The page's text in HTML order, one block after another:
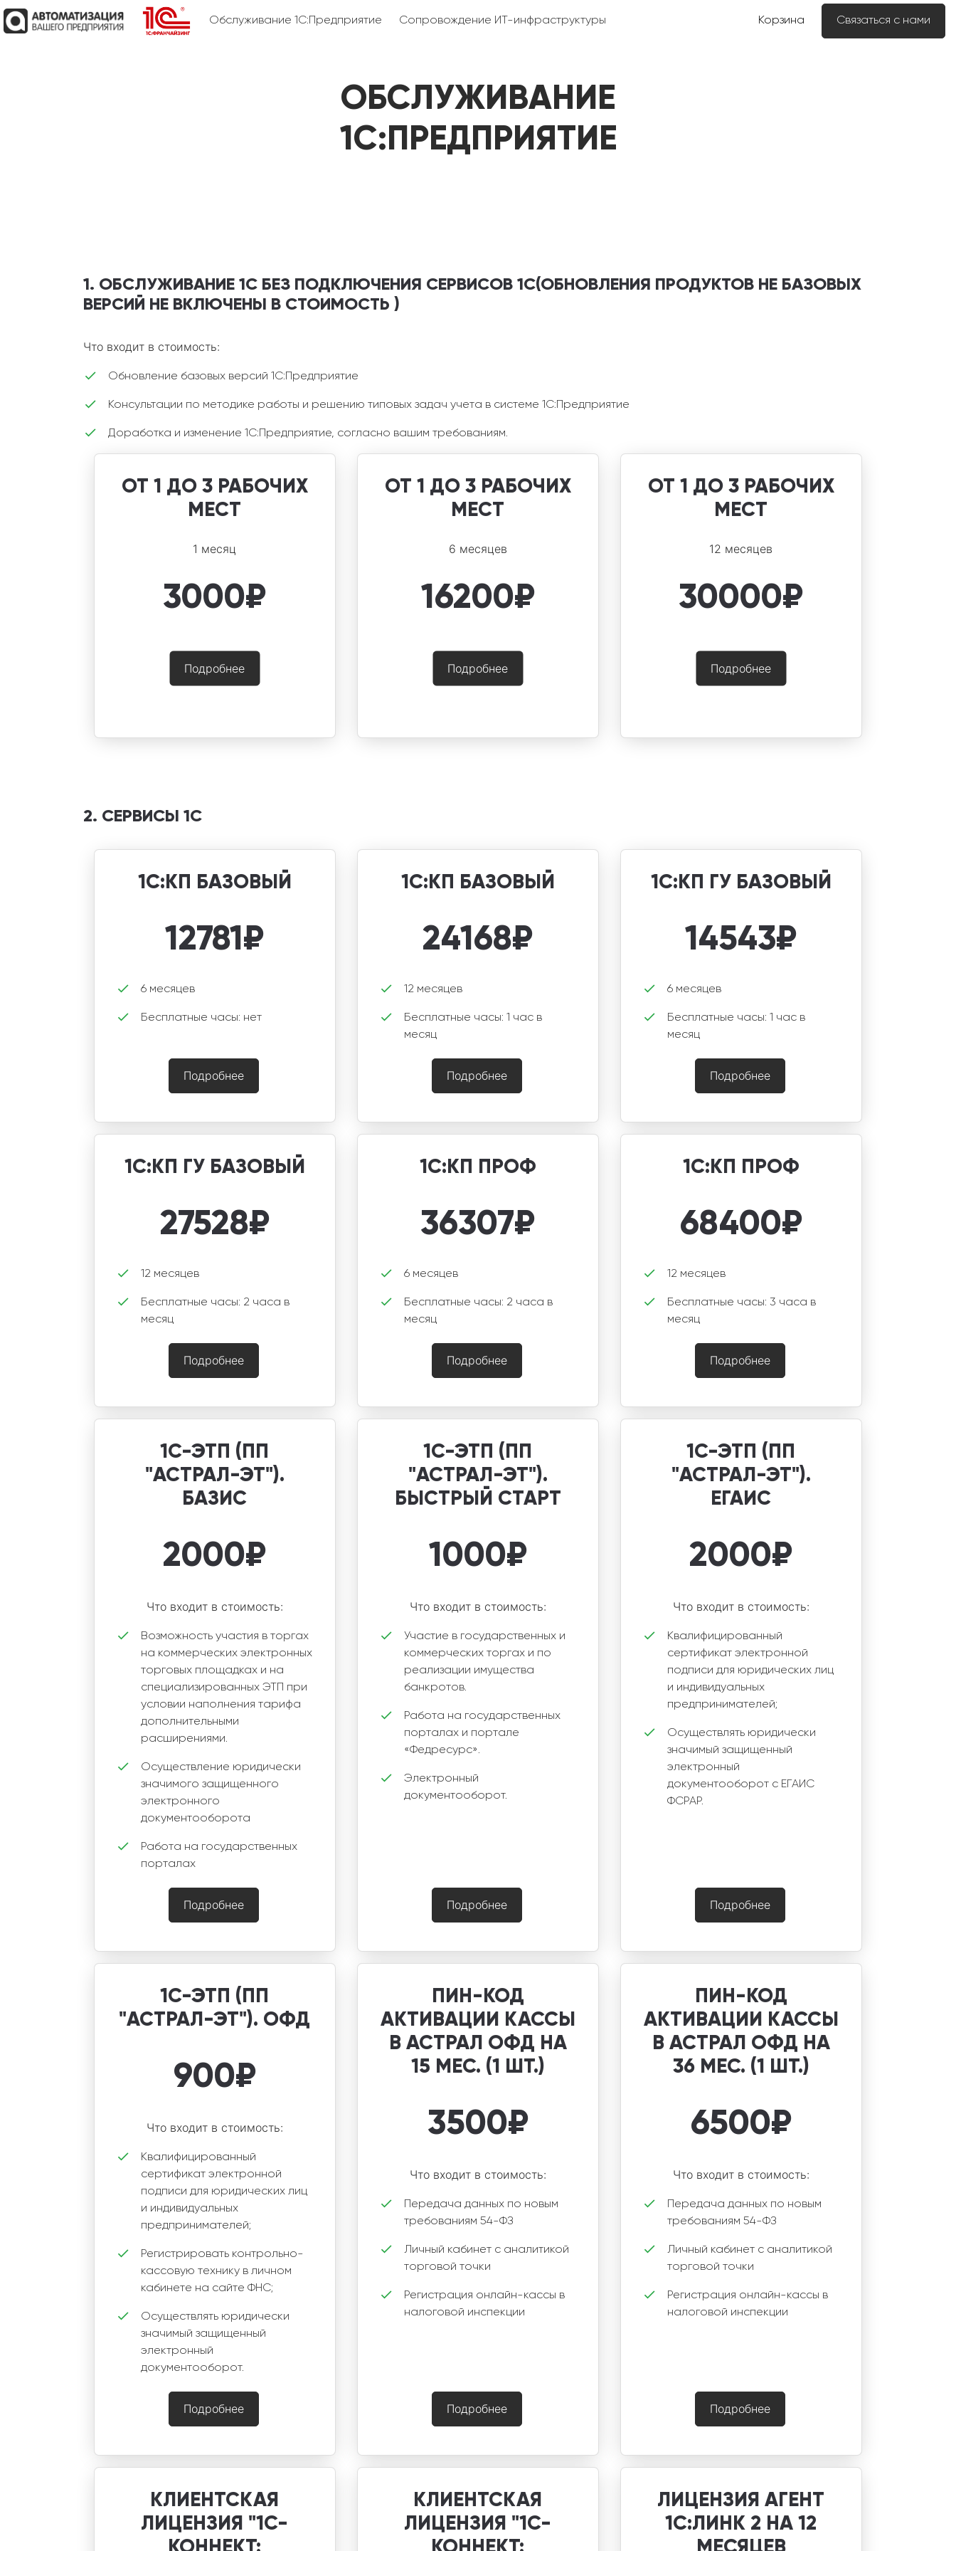
Обслуживание 1С:Предприятие Сопровождение ИТ-инфраструктуры Корзина Связаться с нами
ОБСЛУЖИВАНИЕ
1С:ПРЕДПРИЯТИЕ
1. ОБСЛУЖИВАНИЕ 1С БЕЗ ПОДКЛЮЧЕНИЯ СЕРВИСОВ 1С(ОБНОВЛЕНИЯ ПРОДУКТОВ НЕ БАЗОВЫХ
ВЕРСИЙ НЕ ВКЛЮЧЕНЫ В СТОИМОСТЬ )
Что входит в стоимость:
Обновление базовых версий 1С:Предприятие
Консультации по методике работы и решению типовых задач учета в системе 1С:Предприятие
Доработка и изменение 1С:Предприятие, согласно вашим требованиям.
ОТ 1 ДО 3 РАБОЧИХ
МЕСТ
1 месяц
3000₽
Подробнее
ОТ 1 ДО 3 РАБОЧИХ
МЕСТ
6 месяцев
16200₽
Подробнее
ОТ 1 ДО 3 РАБОЧИХ
МЕСТ
12 месяцев
30000₽
Подробнее
2. СЕРВИСЫ 1С
1С:КП БАЗОВЫЙ
12781₽
6 месяцев
Бесплатные часы: нет
Подробнее
1С:КП БАЗОВЫЙ
24168₽
12 месяцев
Бесплатные часы: 1 час в
месяц
Подробнее
1С:КП ГУ БАЗОВЫЙ
14543₽
6 месяцев
Бесплатные часы: 1 час в
месяц
Подробнее
1С:КП ГУ БАЗОВЫЙ
27528₽
12 месяцев
Бесплатные часы: 2 часа в
месяц
Подробнее
1С:КП ПРОФ
36307₽
6 месяцев
Бесплатные часы: 2 часа в
месяц
Подробнее
1С:КП ПРОФ
68400₽
12 месяцев
Бесплатные часы: 3 часа в
месяц
Подробнее
1С-ЭТП (ПП
"АСТРАЛ-ЭТ").
БАЗИС
2000₽
Что входит в стоимость:
Возможность участия в торгах
на коммерческих электронных
торговых площадках и на
специализированных ЭТП при
условии наполнения тарифа
дополнительными
расширениями.
Осуществление юридически
значимого защищенного
электронного
документооборота
Работа на государственных
порталах
Подробнее
1С-ЭТП (ПП
"АСТРАЛ-ЭТ").
БЫСТРЫЙ СТАРТ
1000₽
Что входит в стоимость:
Участие в государственных и
коммерческих торгах и по
реализации имущества
банкротов.
Работа на государственных
порталах и портале
«Федресурс».
Электронный
документооборот.
Подробнее
1С-ЭТП (ПП
"АСТРАЛ-ЭТ").
ЕГАИС
2000₽
Что входит в стоимость:
Квалифицированный
сертификат электронной
подписи для юридических лиц
и индивидуальных
предпринимателей;
Осуществлять юридически
значимый защищенный
электронный
документооборот с ЕГАИС
ФСРАР.
Подробнее
1С-ЭТП (ПП
"АСТРАЛ-ЭТ"). ОФД
900₽
Что входит в стоимость:
Квалифицированный
сертификат электронной
подписи для юридических лиц
и индивидуальных
предпринимателей;
Регистрировать контрольно-
кассовую технику в личном
кабинете на сайте ФНС;
Осуществлять юридически
значимый защищенный
электронный
документооборот.
Подробнее
ПИН-КОД
АКТИВАЦИИ КАССЫ
В АСТРАЛ ОФД НА
15 МЕС. (1 ШТ.)
3500₽
Что входит в стоимость:
Передача данных по новым
требованиям 54-ФЗ
Личный кабинет с аналитикой
торговой точки
Регистрация онлайн-кассы в
налоговой инспекции
Подробнее
ПИН-КОД
АКТИВАЦИИ КАССЫ
В АСТРАЛ ОФД НА
36 МЕС. (1 ШТ.)
6500₽
Что входит в стоимость:
Передача данных по новым
требованиям 54-ФЗ
Личный кабинет с аналитикой
торговой точки
Регистрация онлайн-кассы в
налоговой инспекции
Подробнее
КЛИЕНТСКАЯ
ЛИЦЕНЗИЯ "1С-
КЛИЕНТСКАЯ
ЛИЦЕНЗИЯ "1С-
ЛИЦЕНЗИЯ АГЕНТ
1С:ЛИНК 2 НА 12